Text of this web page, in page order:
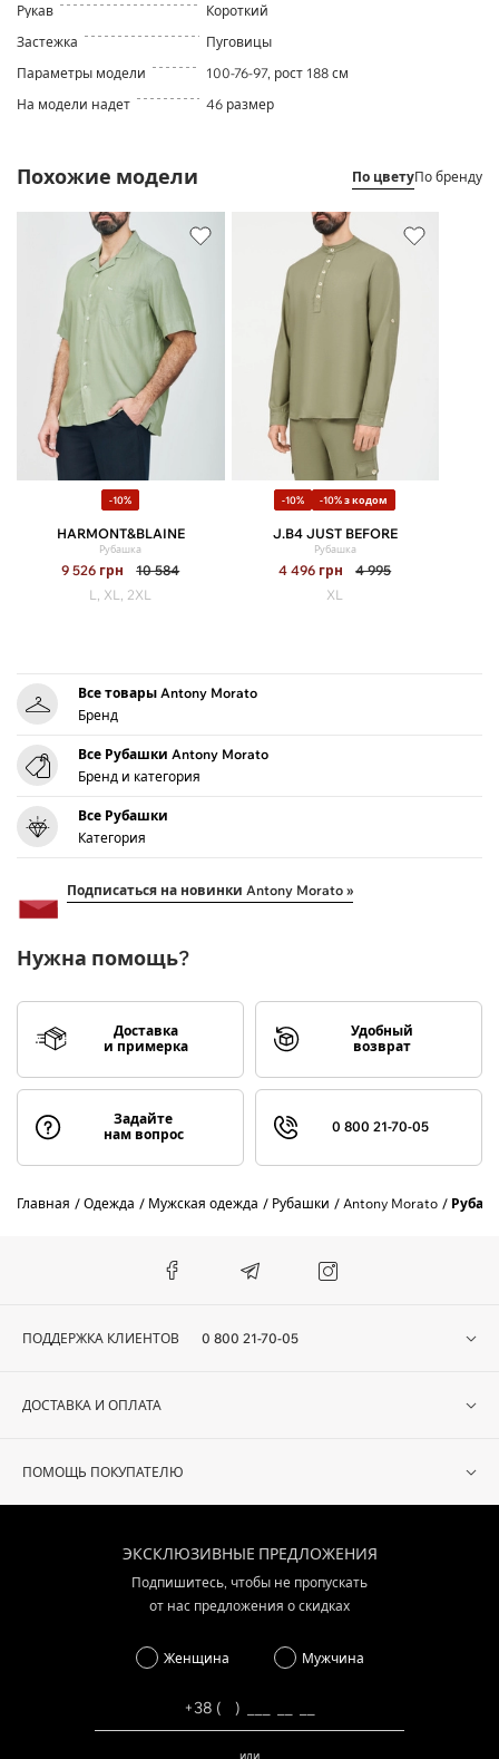
Рукав
Короткий
Застежка
Пуговицы
Параметры модели
100-76-97, рост 188 см
На модели надет
46 размер
Похожие модели По цветуПо бренду
-10%
HARMONT&BLAINE
Рубашка
9 526 грн
10 584
L, XL, 2XL
-10% -10% з кодом
J.B4 JUST BEFORE
Рубашка
4 496 грн
4 995
XL
Все товары Antony Morato
Бренд
Все Рубашки Antony Morato
Бренд и категория
Все Рубашки
Категория
Подписаться на новинки Antony Morato »
Нужна помощь?
Доставка
и примерка
Удобный
возврат
Задайте
нам вопрос
0 800 21-70-05
Главная Одежда Мужская одежда Рубашки Antony Morato
ПОДДЕРЖКА КЛИЕНТОВ 0 800 21-70-05
ДОСТАВКА И ОПЛАТА
ПОМОЩЬ ПОКУПАТЕЛЮ
ЭКСКЛЮЗИВНЫЕ ПРЕДЛОЖЕНИЯ
Подпишитесь, чтобы не пропускать
от нас предложения о скидках
Женщина Мужчина
или